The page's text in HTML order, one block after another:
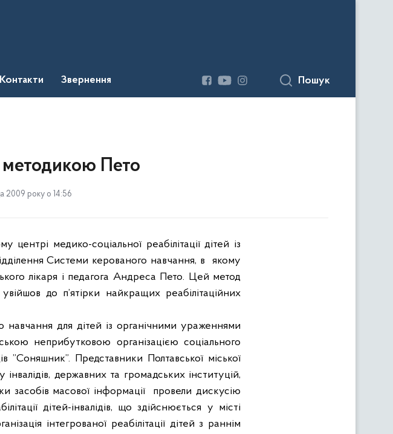
Контакти Звернення Пошук
методикою Пето
2009 року о 14:56
медико-соціальної реабілітації дітей із
Системи керованого навчання, в
якому
лікаря і педагога Андреса Пето. Цей метод
до п’ятірки найкращих реабілітаційних
для дітей із органічними ураженнями
неприбутковою організацією соціального
”Соняшник”. Представники Полтавської міської
державних та громадських інституцій,
засобів масової інформації
провели дискусію
дітей-інвалідів, що здійснюється у місті
інтегрованої реабілітації дітей з раннім